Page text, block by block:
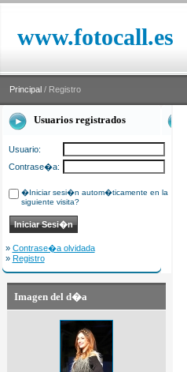
www.fotocall.es
Principal / Registro
Usuarios registrados
Usuario:
Contrase�a:
�Iniciar sesi�n autom�ticamente en la
siguiente visita?
» Contrase�a olvidada
» Registro
Imagen del d�a